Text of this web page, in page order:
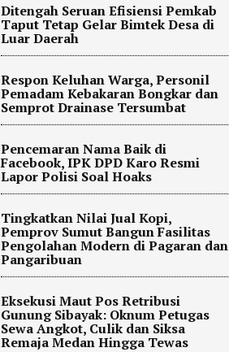
Ditengah Seruan Efisiensi Pemkab
Taput Tetap Gelar Bimtek Desa di
Luar Daerah
Respon Keluhan Warga, Personil
Pemadam Kebakaran Bongkar dan
Semprot Drainase Tersumbat
Pencemaran Nama Baik di
Facebook, IPK DPD Karo Resmi
Lapor Polisi Soal Hoaks
Tingkatkan Nilai Jual Kopi,
Pemprov Sumut Bangun Fasilitas
Pengolahan Modern di Pagaran dan
Pangaribuan
Eksekusi Maut Pos Retribusi
Gunung Sibayak: Oknum Petugas
Sewa Angkot, Culik dan Siksa
Remaja Medan Hingga Tewas